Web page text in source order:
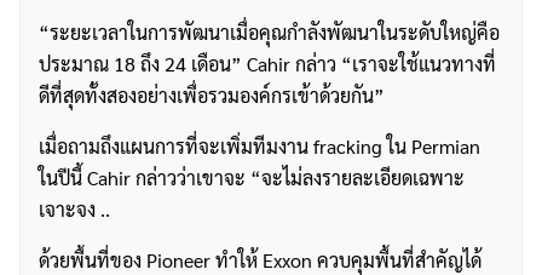
“ระยะเวลาในการพัฒนาเมื่อคุณกำลังพัฒนาในระดับใหญ่คือ
ประมาณ 18 ถึง 24 เดือน” Cahir กล่าว “เราจะใช้แนวทางที่
ดีที่สุดทั้งสองอย่างเพื่อรวมองค์กรเข้าด้วยกัน”
เมื่อถามถึงแผนการที่จะเพิ่มทีมงาน fracking ใน Permian
ในปีนี้ Cahir กล่าวว่าเขาจะ “จะไม่ลงรายละเอียดเฉพาะ
เจาะจง ..
ด้วยพื้นที่ของ Pioneer ทำให้ Exxon ควบคุมพื้นที่สำคัญได้